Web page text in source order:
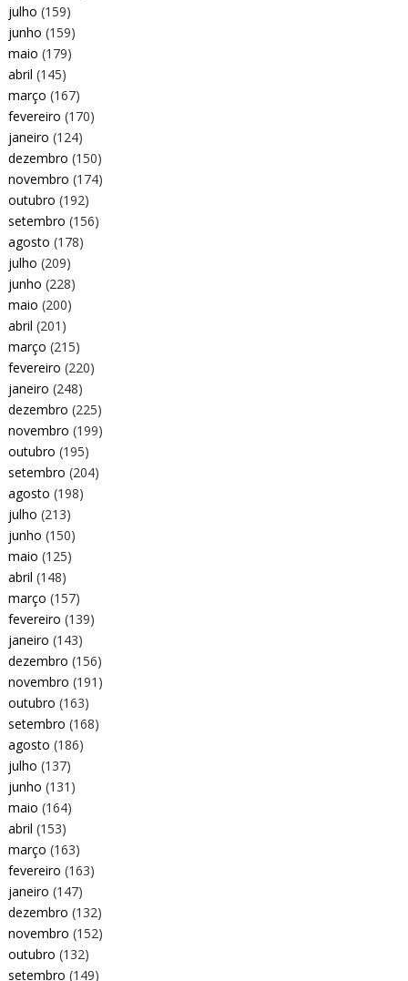
julho (159)
junho (159)
maio (179)
abril (145)
março (167)
fevereiro (170)
janeiro (124)
dezembro (150)
novembro (174)
outubro (192)
setembro (156)
agosto (178)
julho (209)
junho (228)
maio (200)
abril (201)
março (215)
fevereiro (220)
janeiro (248)
dezembro (225)
novembro (199)
outubro (195)
setembro (204)
agosto (198)
julho (213)
junho (150)
maio (125)
abril (148)
março (157)
fevereiro (139)
janeiro (143)
dezembro (156)
novembro (191)
outubro (163)
setembro (168)
agosto (186)
julho (137)
junho (131)
maio (164)
abril (153)
março (163)
fevereiro (163)
janeiro (147)
dezembro (132)
novembro (152)
outubro (132)
setembro (149)